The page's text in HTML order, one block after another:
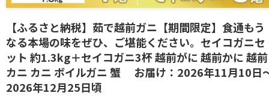
【ふるさと納税】茹で越前ガニ【期間限定】食通もう
なる本場の味をぜひ、ご堪能ください。セイコガニセ
ット 約1.3kg＋セイコガニ3杯 越前がに 越前かに 越前
カニ カニ ボイルガニ 蟹 お届け：2026年11月10日
2026年12月25日頃